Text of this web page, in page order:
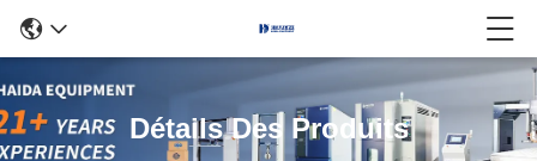
Détails Des Produits